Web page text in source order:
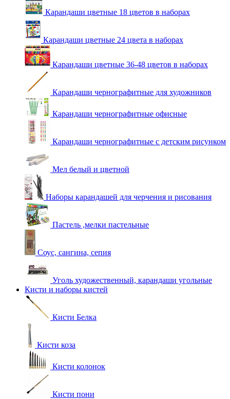
Карандаши цветные 18 цветов в наборах
Карандаши цветные 24 цвета в наборах
Карандаши цветные 36-48 цветов в наборах
Карандаши чернографитные для художников
Карандаши чернографитные офисные
Карандаши чернографитные с детским рисунком
Мел белый и цветной
Наборы карандашей для черчения и рисования
Пастель ,мелки пастельные
Соус, сангина, сепия
Уголь художественный, карандаши угольные
Кисти и наборы кистей
Кисти Белка
Кисти коза
Кисти колонок
Кисти пони